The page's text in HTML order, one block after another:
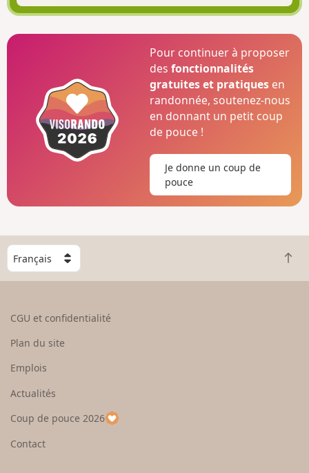
Pour continuer à proposer
desfonctionnalités
gratuites et pratiques en
randonnée, soutenez-nous
en donnant un petit coup
de pouce !
Je donne un coup de
pouce
C
h
o
e
u
p
a
R
e
CGU et confidentialité
Plan du site
Emplois
Actualités
Coup de pouce 2026
Contact